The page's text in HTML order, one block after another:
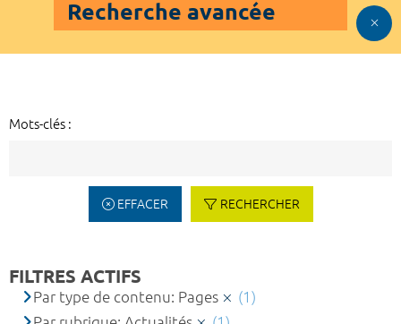
Recherche avancée
Mots-clés :
EFFACER RECHERCHER
FILTRES ACTIFS
Par type de contenu: Pages
(1)